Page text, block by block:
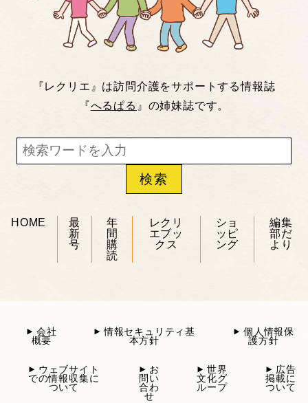
『レクリエ』は訪問介護をサポートする情報誌
『へるぱる 』の姉妹誌です。
HOME
最
新
号
年
間
購
読
レクリ
エブッ
クス
ショ
ッピ
ング
編集
部だ
より
会社
概要
情報セキュリティ基
本方針
個人情報保
護方針
ウェブサイト
での情報収集に
ついて
お
問い
合わ
せ
世界
文化グ
ループ
広告
掲載に
ついて